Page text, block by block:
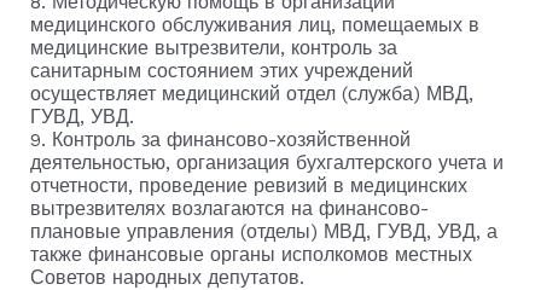
медицинского обслуживания лиц, помещаемых в
медицинские вытрезвители, контроль за
санитарным состоянием этих учреждений
осуществляет медицинский отдел (служба) МВД,
ГУВД, УВД.
9. Контроль за финансово-хозяйственной
деятельностью, организация бухгалтерского учета и
отчетности, проведение ревизий в медицинских
вытрезвителях возлагаются на финансово-
плановые управления (отделы) МВД, ГУВД, УВД, а
также финансовые органы исполкомов местных
Советов народных депутатов.